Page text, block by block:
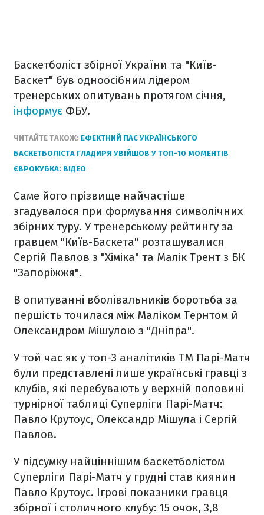
Баскетболіст збірної України та "Київ-
Баскет" був одноосібним лідером
тренерських опитувань протягом січня,
інформує ФБУ.
ЧИТАЙТЕ ТАКОЖ: ЕФЕКТНИЙ ПАС УКРАЇНСЬКОГО
БАСКЕТБОЛІСТА ГЛАДИРЯ УВІЙШОВ У ТОП-10 МОМЕНТІВ
ЄВРОКУБКА: ВІДЕО
Саме його прізвище найчастіше
згадувалося при формування символічних
збірних туру. У тренерському рейтингу за
гравцем "Київ-Баскета" розташувалися
Сергій Павлов з "Хіміка" та Малік Трент з БК
"Запоріжжя".
В опитуванні вболівальників боротьба за
першість точилася між Маліком Тернтом й
Олександром Мішулою з "Дніпра".
У той час як у топ-3 аналітиків ТМ Парі-Матч
були представлені лише українські гравці з
клубів, які перебувають у верхній половині
турнірної таблиці Суперліги Парі-Матч:
Павло Крутоус, Олександр Мішула і Сергій
Павлов.
У підсумку найціннішим баскетболістом
Суперліги Парі-Матч у грудні став киянин
Павло Крутоус. Ігрові показники гравця
збірної і столичного клубу: 15 очок, 3,8